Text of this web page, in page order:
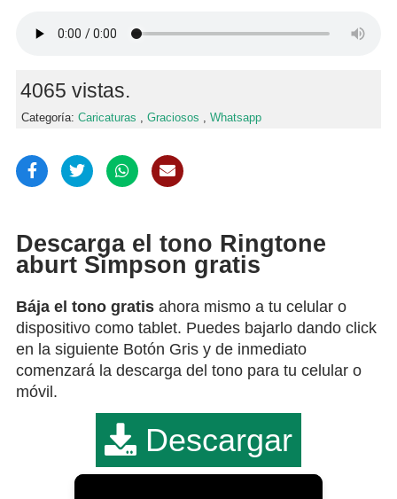
4065 vistas.
Categoría: Caricaturas , Graciosos , Whatsapp
Descarga el tono Ringtone
aburt Simpson gratis
Bája el tono gratis ahora mismo a tu celular o
dispositivo como tablet. Puedes bajarlo dando click
en la siguiente Botón Gris y de inmediato
comenzará la descarga del tono para tu celular o
móvil.
Descargar